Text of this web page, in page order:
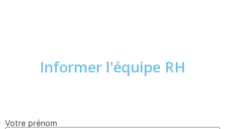
Informer l'équipe RH
Votre prénom